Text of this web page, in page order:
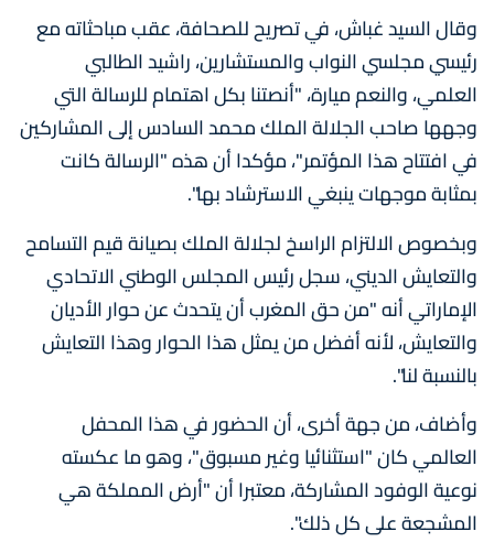
وقال السيد غباش، في تصريح للصحافة، عقب مباحثاته مع
رئيسي مجلسي النواب والمستشارين، راشيد الطالبي
العلمي، والنعم ميارة، "أنصتنا بكل اهتمام للرسالة التي
وجهها صاحب الجلالة الملك محمد السادس إلى المشاركين
في افتتاح هذا المؤتمر"، مؤكدا أن هذه "الرسالة كانت
بمثابة موجهات ينبغي الاسترشاد بها".
وبخصوص الالتزام الراسخ لجلالة الملك بصيانة قيم التسامح
والتعايش الديني، سجل رئيس المجلس الوطني الاتحادي
الإماراتي أنه "من حق المغرب أن يتحدث عن حوار الأديان
والتعايش، لأنه أفضل من يمثل هذا الحوار وهذا التعايش
بالنسبة لنا".
وأضاف، من جهة أخرى، أن الحضور في هذا المحفل
العالمي كان "استثنائيا وغير مسبوق"، وهو ما عكسته
نوعية الوفود المشاركة، معتبرا أن "أرض المملكة هي
المشجعة على كل ذلك".